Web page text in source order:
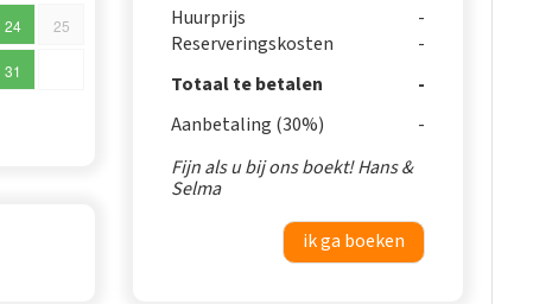
24 25
31
Huurprijs
Reserveringskosten
Totaal te betalen
Aanbetaling (30%)
Fijn als u bij ons boekt! Hans &
Selma
ik ga boeken